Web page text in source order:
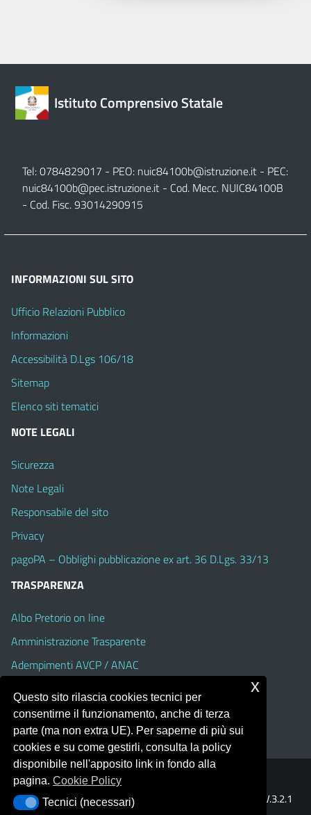
Istituto Comprensivo Statale
Tel: 0784829017 - PEO: nuic84100b@istruzione.it - PEC:
nuic84100b@pec.istruzione.it - Cod. Mecc. NUIC84100B
- Cod. Fisc. 93014290915
INFORMAZIONI SUL SITO
Ufficio Relazioni Pubblico
Informazioni
Accessibilità D.Lgs 106/18
Sitemap
Elenco siti tematici
NOTE LEGALI
Sicurezza
Note Legali
Responsabile del sito
Privacy
pagoPA – Obblighi pubblicazione ex art. 36 D.Lgs. 33/13
TRASPARENZA
Albo Pretorio on line
Amministrazione Trasparente
Adempimenti AVCP / ANAC
Dichiarazione di accessibilità
Portale realizzato con la piattaforma
Template Italia configurato sul tema accessibile
V.3.2.1
Questo sito rilascia cookies tecnici per
consentirne il funzionamento, anche di terza
parte (ma non extra UE). Per saperne di più sui
cookies e su come gestirli, consulta la policy
disponibile nell'apposito link in fondo alla
pagina.Cookie Policy
Tecnici (necessari)
Tecnici (necessari)
x